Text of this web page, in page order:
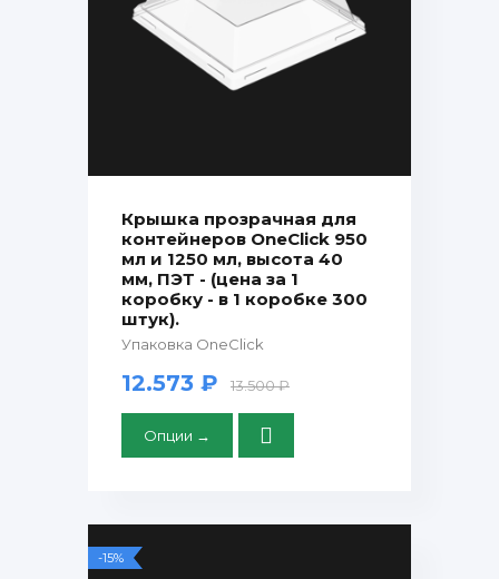
Крышка прозрачная для
контейнеров OneClick 950
мл и 1250 мл, высота 40
мм, ПЭТ - (цена за 1
коробку - в 1 коробке 300
штук).
Упаковка OneClick
12.573 ₽ 13.500 ₽
Опции →
-15%